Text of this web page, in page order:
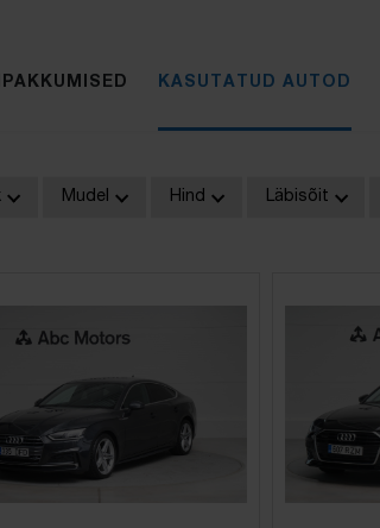
KASUTATUD AUTOD
Mudel Hind Läbisõit